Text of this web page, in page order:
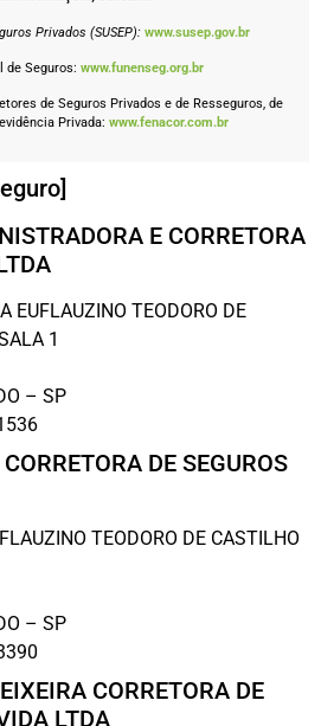
Privados (SUSEP): www.susep.gov.br
de Seguros: www.funenseg.org.br
de Seguros Privados e de Resseguros, de
Privada: www.fenacor.com.br
E CORRETORA
EUFLAUZINO TEODORO DE
1
– SP
DE SEGUROS
TEODORO DE CASTILHO
– SP
CORRETORA DE
LTDA